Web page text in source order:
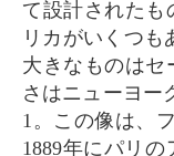
て設計されたも
リカがいくつも
大きなものはセ
さはニューヨー
1。この像は、
1889年にパリ